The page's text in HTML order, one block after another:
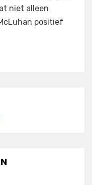
niet alleen
positief